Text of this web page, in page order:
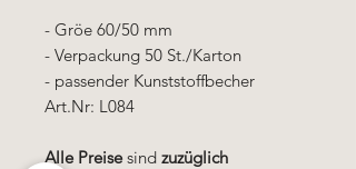
- Gröe 60/50 mm
- Verpackung 50 St./Karton
- passender Kunststoffbecher
Art.Nr: L084
Alle Preisesind zuzüglich